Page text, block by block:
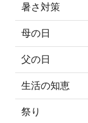
暑さ対策
母の日
父の日
生活の知恵
祭り